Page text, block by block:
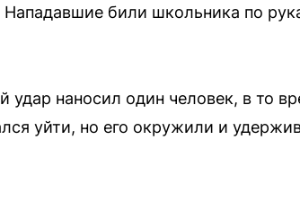
били школьника по
удар наносил один человек, в то
уйти, но его окружили и